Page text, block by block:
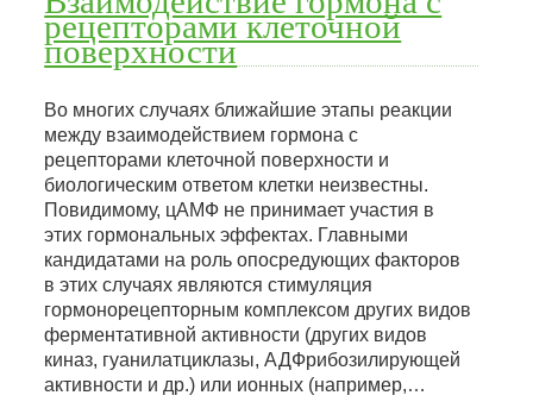
рецепторами клеточной
поверхности
Во многих случаях ближайшие этапы реакции
между взаимодействием гормона с
рецепторами клеточной поверхности и
биологическим ответом клетки неизвестны.
Повидимому, цАМФ не принимает участия в
этих гормональных эффектах. Главными
кандидатами на роль опосредующих факторов
в этих случаях являются стимуляция
гормонорецепторным комплексом других видов
ферментативной активности (других видов
киназ, гуанилатциклазы, АДФрибозилирующей
активности и др.) или ионных (например,…